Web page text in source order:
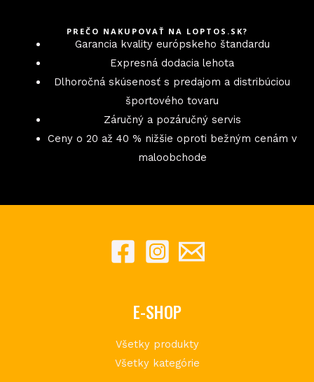
PREČO NAKUPOVAŤ NA LOPTOS.SK?
Garancia kvality európskeho štandardu
Expresná dodacia lehota
Dlhoročná skúsenosť s predajom a distribúciou
športového tovaru
Záručný a pozáručný servis
Ceny o 20 až 40 % nižšie oproti bežným cenám v
maloobchode
E-SHOP
Všetky produkty
Všetky kategórie